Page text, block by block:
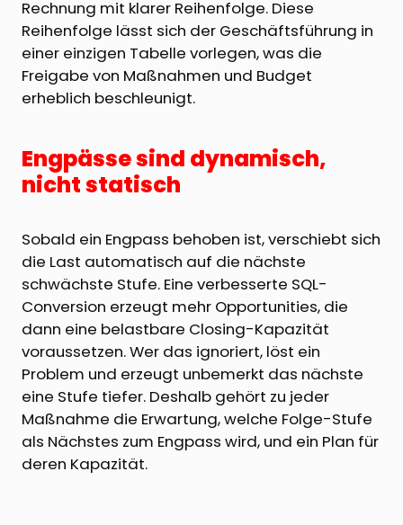
Rechnung mit klarer Reihenfolge. Diese
Reihenfolge lässt sich der Geschäftsführung in
einer einzigen Tabelle vorlegen, was die
Freigabe von Maßnahmen und Budget
erheblich beschleunigt.
Engpässe sind dynamisch,
nicht statisch
Sobald ein Engpass behoben ist, verschiebt sich
die Last automatisch auf die nächste
schwächste Stufe. Eine verbesserte SQL-
Conversion erzeugt mehr Opportunities, die
dann eine belastbare Closing-Kapazität
voraussetzen. Wer das ignoriert, löst ein
Problem und erzeugt unbemerkt das nächste
eine Stufe tiefer. Deshalb gehört zu jeder
Maßnahme die Erwartung, welche Folge-Stufe
als Nächstes zum Engpass wird, und ein Plan für
deren Kapazität.